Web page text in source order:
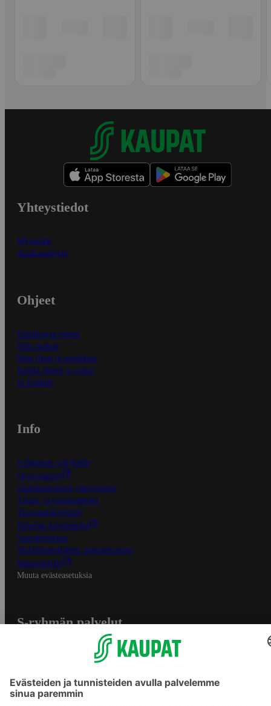
Yhteystiedot
Myymälät
Asiakaspalvelu
Ohjeet
Ensitilaajan ohjeet
Näin maksat
Näin tilaat ja muokkaat
Kaikki ohjeet ja vinkit
In English
Info
S-Business yrityksille
Oiva-raportit
Osuuskauppojen yhteystiedot
Tilaus- ja toimitusehdot
Tietosuojakäytäntö
Palvelun käyttöehdot
Saavutettavuus
Mobiilisovelluksen saavutettavuus
Mainostajalle
Muuta evästeasetuksia
S-ryhmän palvelut
Yhteishyvä Ruoka -sovellus
S-ostoslista -sovellus